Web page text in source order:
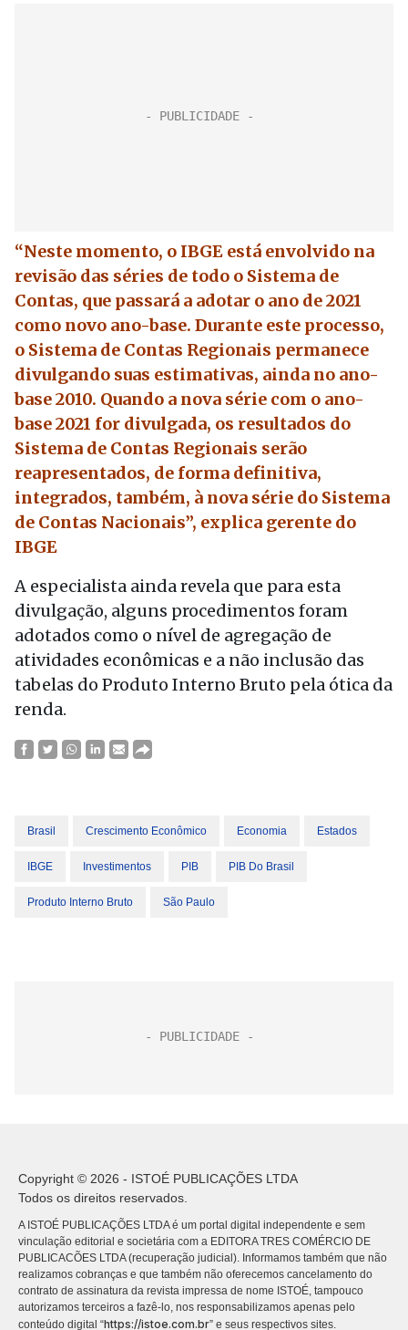
“Neste momento, o IBGE está envolvido na
revisão das séries de todo o Sistema de
Contas, que passará a adotar o ano de 2021
como novo ano-base. Durante este processo,
o Sistema de Contas Regionais permanece
divulgando suas estimativas, ainda no ano-
base 2010. Quando a nova série com o ano-
base 2021 for divulgada, os resultados do
Sistema de Contas Regionais serão
reapresentados, de forma definitiva,
integrados, também, à nova série do Sistema
de Contas Nacionais”, explica gerente do
IBGE
A especialista ainda revela que para esta
divulgação, alguns procedimentos foram
adotados como o nível de agregação de
atividades econômicas e a não inclusão das
tabelas do Produto Interno Bruto pela ótica da
renda.
Brasil Crescimento Econômico Economia Estados
IBGE Investimentos PIB PIB Do Brasil
Produto Interno Bruto São Paulo
Copyright © 2026 - ISTOÉ PUBLICAÇÕES LTDA
Todos os direitos reservados.
A ISTOÉ PUBLICAÇÕES LTDA é um portal digital independente e sem
vinculação editorial e societária com a EDITORA TRES COMÉRCIO DE
PUBLICACÕES LTDA (recuperação judicial). Informamos também que não
realizamos cobranças e que também não oferecemos cancelamento do
contrato de assinatura da revista impressa de nome ISTOÉ, tampouco
autorizamos terceiros a fazê-lo, nos responsabilizamos apenas pelo
conteúdo digital “https://istoe.com.br” e seus respectivos sites.